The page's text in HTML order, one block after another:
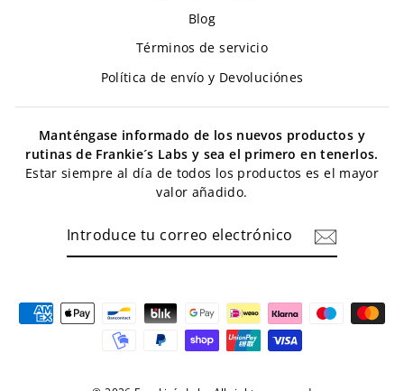
Blog
Términos de servicio
Política de envío y Devoluciónes
Manténgase informado de los nuevos productos y
rutinas de Frankie´s Labs y sea el primero en tenerlos.
Estar siempre al día de todos los productos es el mayor
valor añadido.
CORREO